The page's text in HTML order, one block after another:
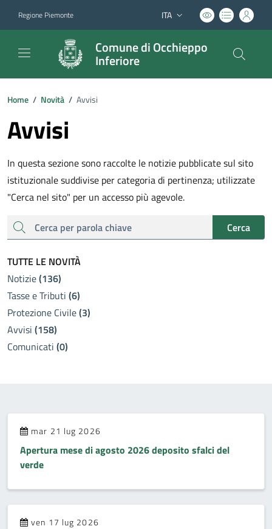
Regione Piemonte Lingua attiva:
ITA
Comune di Occhieppo
Inferiore
Home / Novità / Avvisi
Avvisi
In questa sezione sono raccolte le notizie pubblicate sul sito
istituzionale suddivise per categoria di pertinenza; utilizzate
"Cerca nel sito" per un accesso più agevole.
cerca
Cerca
TUTTE LE NOVITÀ
Notizie(136)
Tasse e Tributi (6)
Protezione Civile(3)
Avvisi (158)
Comunicati (0)
mar 21 lug 2026
Apertura mese di agosto 2026 deposito sfalci del
verde
ven 17 lug 2026